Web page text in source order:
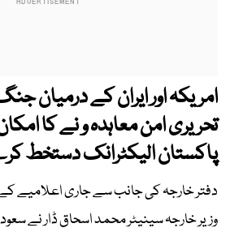
امریکہ اور ایران کے درمیان
تحریری امن معاہدہ و نے کا
پاکستان الیکٹرانک دستخط
دفتر خارجہ کی جانب سے جاری اعلامیے کے
وزیر خارجہ سینیٹر محمد اسحاق ڈار نے